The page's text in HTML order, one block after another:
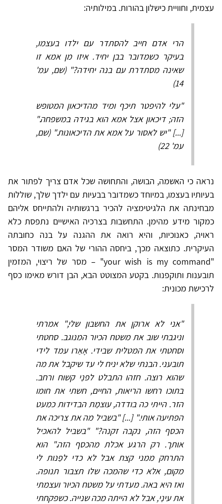
עצמית, וחוויית כישלון בהורות. במילותיה:
הרי אדם חייב להסתדר עם ילדו בעצמו,
בעיקר כשמדובר בבן יחיד. איזו מן אמא זו
שאינה מסתדרת עם בנה יחידה?" (שם, עמ'
14)
"עלי להיפטר תיכף ומיד מהדיכאון המטופש
הזה; דיכאון אצל אמא הוא בגידה במשפחה."
[...] "יש לאסור על אמא את הדיכאונות." (שם,
עמ' 22)
נראה כי האשמה, הבושה, והתחושה שכל אדם צריך לפתור את
בעיותיו בעצמו, במיוחד כשמדובר בבעיות עם ילדך שלך, שוללות
מבחינתה את הלגיטימציה להכיר ברגשותיה ולהתייחס אליהם
כמקור מידע מהימן. התחשבות בצרכיה האישיים נתפסת כלא
ראויה, כאנוכיות, והיא רואה את ההגנה על בנה כחובתה
העיקרית. כתוצאה מכך, ביחסה ההורי של האם משודר המסר
"your wish is my command" – מסר של ריצוי, המזמין
תובענות ותוקפנות. בקטע המצוטט הבא, הבן דורש מאימו כסף
לרכישת מכונית:
"אני לא ארוקן את החשבון שלי," אמרתי
וניגבתי שוב את משטח הכיור המנוגב. סחטתי
וסחטתי את המטלית שבידי. אָאַרו עמד לידי
תובעני. הבנתי שלא יניח לי עד שיקבל את מה
שהוא רוצה. חזהו התבלט לפנַי קשוח ורחב.
בתוכו רחשו הריאות, החיים, חשתי את חומו
הזר. הייתי כה בודדה, עוצמַת הבדידות כמעט
הפתיעה אותי." [...] "בשביל מה את צריכה את
הכסף הזה, נקבה זקנה?" "בשביל להאכיל
אותך. רק הרגע אכלת מהכסף הזה." הוא
התרחק ממני קצת אבל לא כדי לפַנות לי
מקום, אלא כדי שהמכה שלו תצבור תנופה.
ואז היא באה. מעדתי על משטח הכיור ועצמתי
את עינַי, אבל לא הייתה מכה שנייה. כשפקחתי